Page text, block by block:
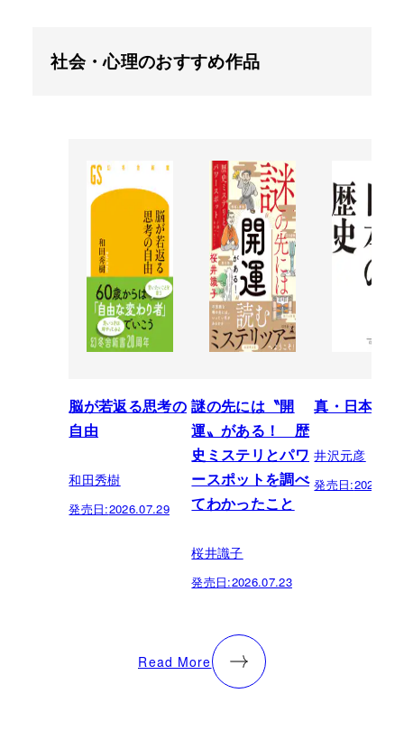
社会・心理のおすすめ作品
脳が若返る思考の
自由
和田秀樹
発売日:2026.07.29
謎の先には〝開
運〟がある！ 歴
史ミステリとパワ
ースポットを調べ
てわかったこと
桜井識子
発売日:2026.07.23
真・日本の
井沢元彦
発売日:
Read More